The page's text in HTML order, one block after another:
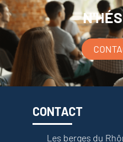
CONTACT
Les berges du